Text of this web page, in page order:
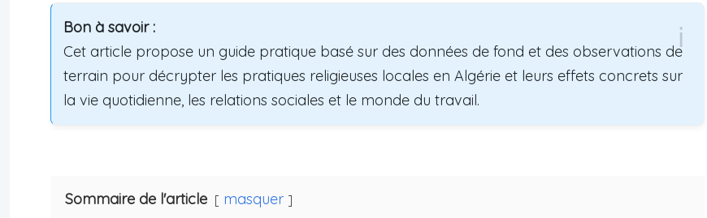
Bon à savoir :
Cet article propose un guide pratique basé sur des données de fond et des observations de
terrain pour décrypter les pratiques religieuses locales en Algérie et leurs effets concrets sur
la vie quotidienne, les relations sociales et le monde du travail.
Sommaire de l'article
masquer